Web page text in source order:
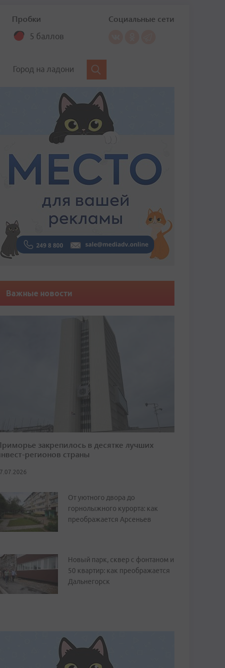
Пробки
5 баллов
Социальные сети
Город на ладони
Важные новости
закрепилось в десятке лучших
регионов страны
От уютного двора до
горнолыжного курорта: как
преображается Арсеньев
Новый парк, сквер с фонтаном и
50 квартир: как преображается
Дальнегорск